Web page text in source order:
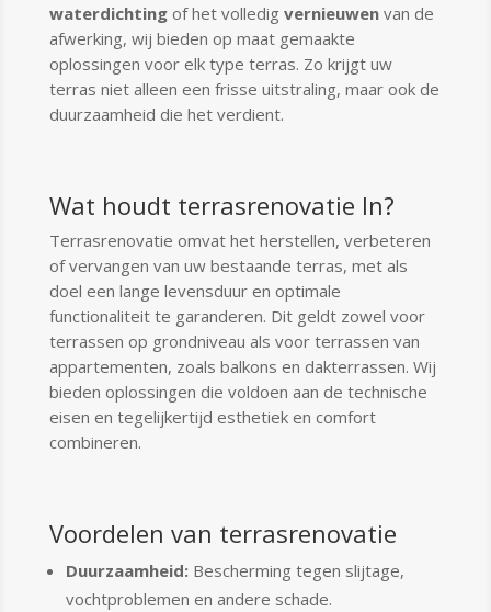
waterdichtingof het volledig vernieuwenvan de
afwerking, wij bieden op maat gemaakte
oplossingen voor elk type terras. Zo krijgt uw
terras niet alleen een frisse uitstraling, maar ook de
duurzaamheid die het verdient.
Wat houdt terrasrenovatie In?
Terrasrenovatie omvat het herstellen, verbeteren
of vervangen van uw bestaande terras, met als
doel een lange levensduur en optimale
functionaliteit te garanderen. Dit geldt zowel voor
terrassen op grondniveau als voor terrassen van
appartementen, zoals balkons en dakterrassen. Wij
bieden oplossingen die voldoen aan de technische
eisen en tegelijkertijd esthetiek en comfort
combineren.
Voordelen van terrasrenovatie
Duurzaamheid:Bescherming tegen slijtage,
vochtproblemen en andere schade.